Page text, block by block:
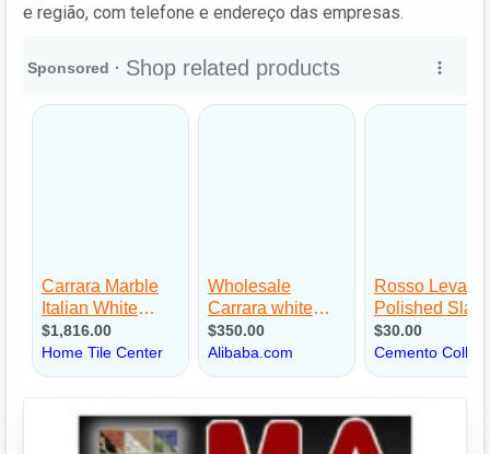
e região, com telefone e endereço das empresas.